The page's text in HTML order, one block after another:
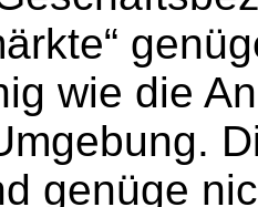
wie die
genüge